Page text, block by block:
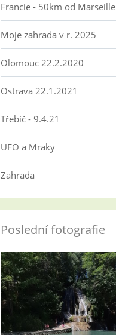
Francie - 50km od Marseille
Moje zahrada v r. 2025
Olomouc 22.2.2020
Ostrava 22.1.2021
Třebíč - 9.4.21
UFO a Mraky
Zahrada
Poslední fotografie